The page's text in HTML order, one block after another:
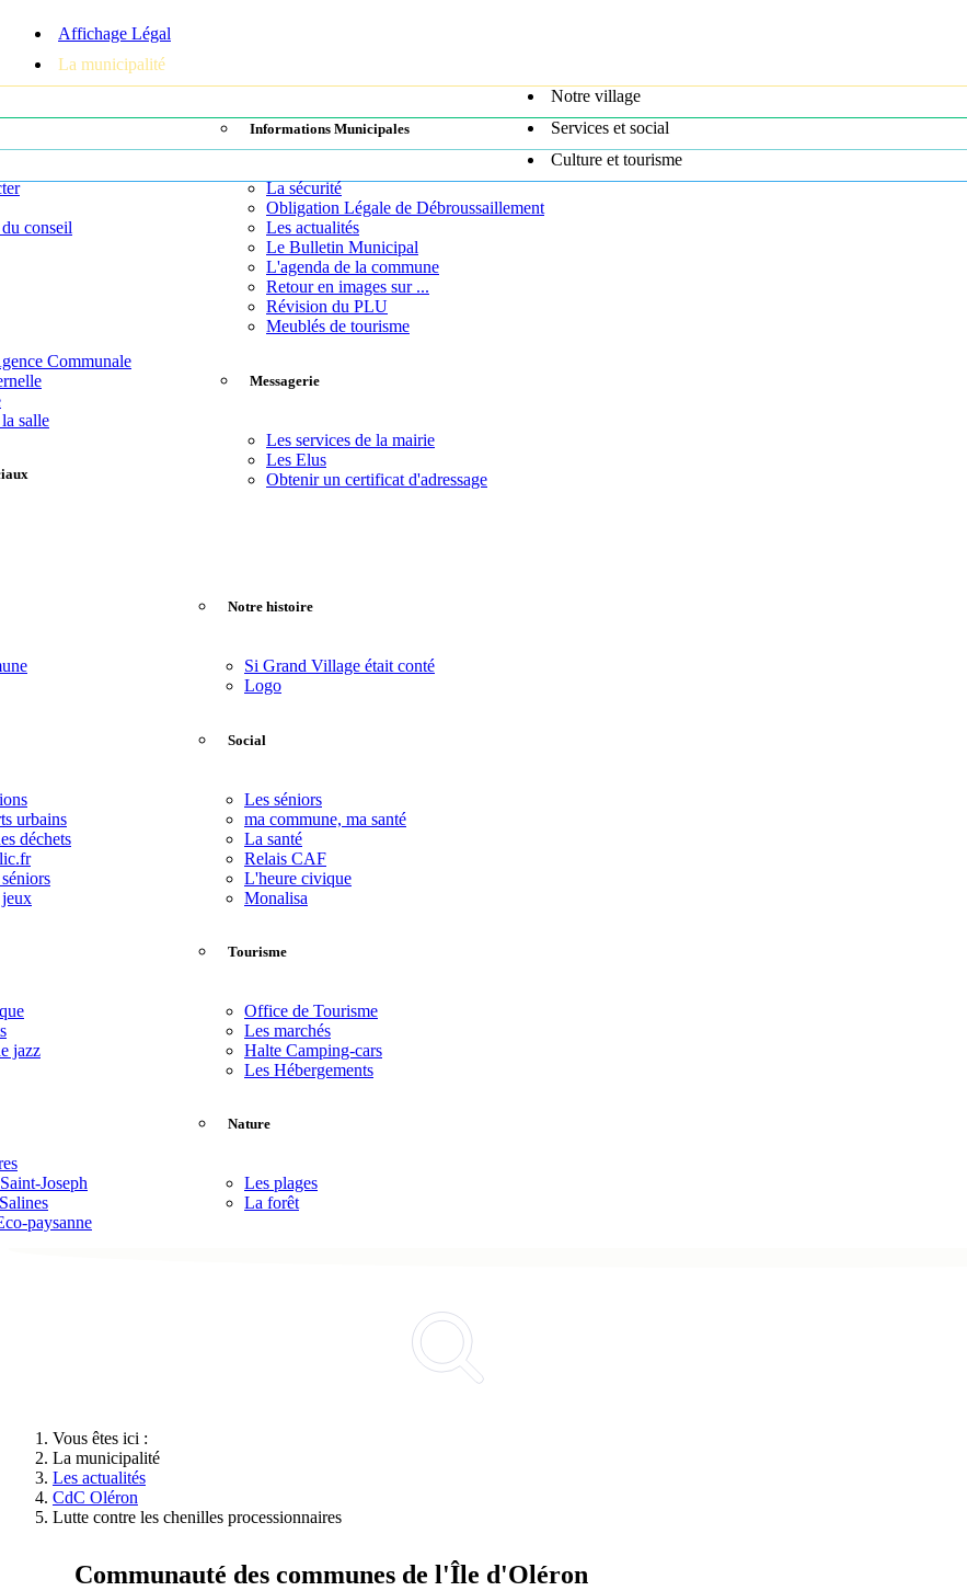
Affichage Légal
La municipalité
conseil
Communale
salle
Informations Municipales
La sécurité
Obligation Légale de Débroussaillement
Les actualités
Le Bulletin Municipal
L'agenda de la commune
Retour en images sur ...
Révision du PLU
Meublés de tourisme
Messagerie
Les services de la mairie
Les Elus
Obtenir un certificat d'adressage
Notre village
Notre histoire
Si Grand Village était conté
Logo
Services et social
urbains
déchets
jeux
Social
Les séniors
ma commune, ma santé
La santé
Relais CAF
L'heure civique
Monalisa
Culture et tourisme
jazz
Joseph
paysanne
Tourisme
Office de Tourisme
Les marchés
Halte Camping-cars
Les Hébergements
Nature
Les plages
La forêt
Vous êtes ici :
La municipalité
Les actualités
CdC Oléron
Lutte contre les chenilles processionnaires
Communauté des communes de l'Île d'Oléron